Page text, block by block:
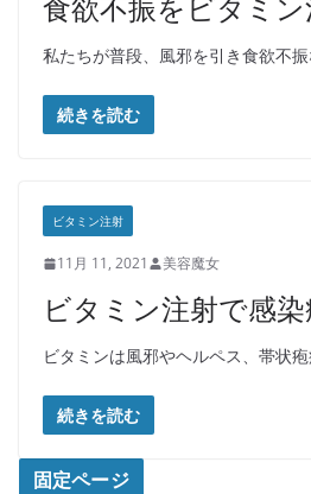
私たちが普段、風邪を引き食欲不
続きを読む
ビタミン注射
11月 11, 2021 美容魔女
ビタミン注射で感
ビタミンは風邪やヘルペス、帯状
続きを読む
固定ページ